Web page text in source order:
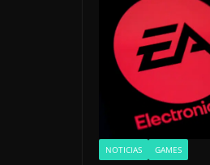
NOTICIAS GAMES